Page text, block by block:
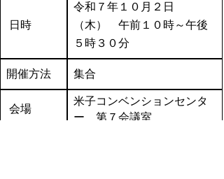
日時
令和７年１０月２日
（木） 午前１０時～午後
５時３０分
開催方法 集合
会場
米子コンベンションセンタ
ー 第７会議室